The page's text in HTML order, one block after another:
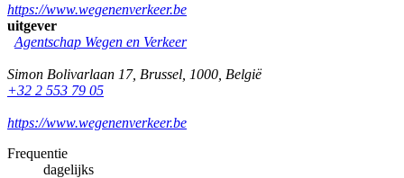
https://www.wegenenverkeer.be
uitgever
Agentschap Wegen en Verkeer
Simon Bolivarlaan 17, Brussel 1000 België
+32 2 553 79 05
https://www.wegenenverkeer.be
Frequentie
dagelijks